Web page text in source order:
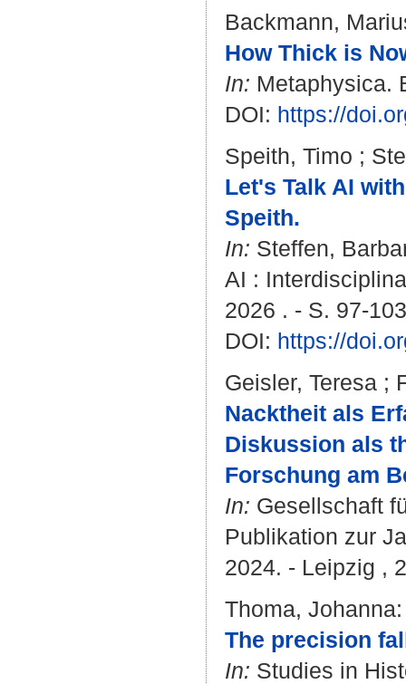
Backmann,
How Thick is
In: Metaphysica.
DOI: https://
Speith, Timo ;
Let's Talk AI
Speith.
In: Steffen,
AI :
2026 . - S. 97-
DOI: https://
Geisler, Teresa ;
Nacktheit als
Diskussion als
Forschung am
In: Gesellschaft
Publikation zur
2024. - Leipzig ,
Thoma, Johanna:
The precision
In: Studies in